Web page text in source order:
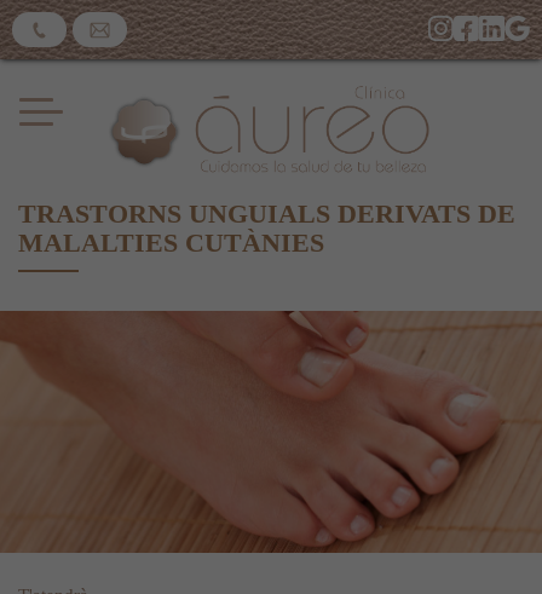
TRASTORNS UNGUIALS DERIVATS DE
MALALTIES CUTÀNIES